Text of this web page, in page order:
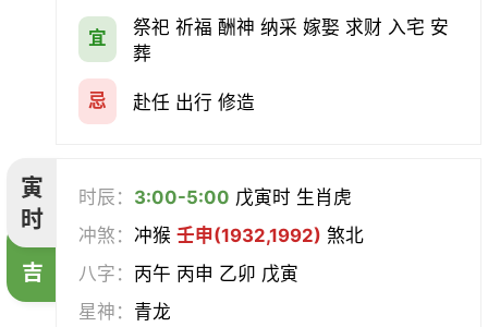
会亲友 伐木 架马 扫舍
入学
断蚁 归岫 修坟
除服 移柩
宜
祭祀 祈福 酬神 纳采 嫁娶 求财 入宅 安
葬
忌 赴任 出行 修造
寅
时
吉
时辰： 3:00-5:00 戊寅时 生肖虎
冲煞：冲猴壬申(1932,1992) 煞北
八字： 丙午 丙申 乙卯 戊寅
星神： 青龙